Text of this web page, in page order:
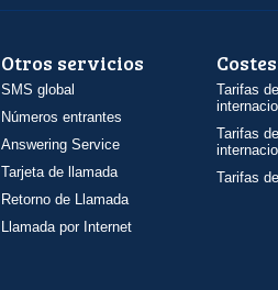
Otros servicios
SMS global
Números entrantes
Answering Service
Tarjeta de llamada
Retorno de Llamada
Llamada por Internet
Costes
Tarifas
Tarifas
Tarifas